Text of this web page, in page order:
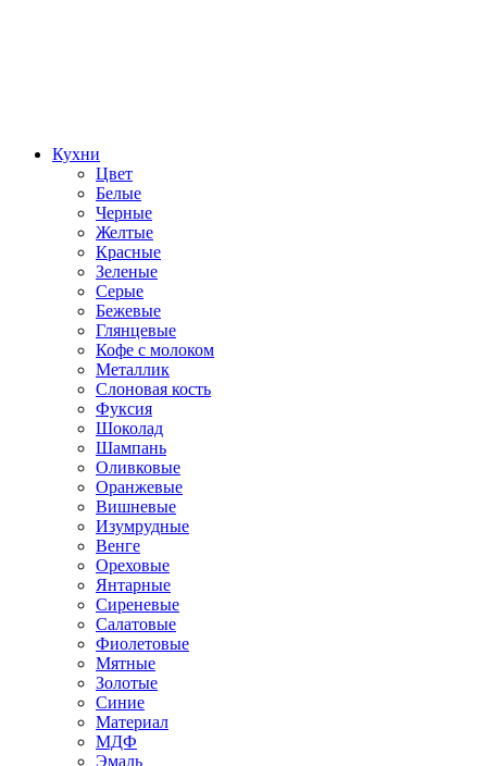
Кухни
Цвет
Белые
Черные
Желтые
Красные
Зеленые
Серые
Бежевые
Глянцевые
Кофе с молоком
Металлик
Слоновая кость
Фуксия
Шоколад
Шампань
Оливковые
Оранжевые
Вишневые
Изумрудные
Венге
Ореховые
Янтарные
Сиреневые
Салатовые
Фиолетовые
Мятные
Золотые
Синие
Материал
МДФ
Эмаль